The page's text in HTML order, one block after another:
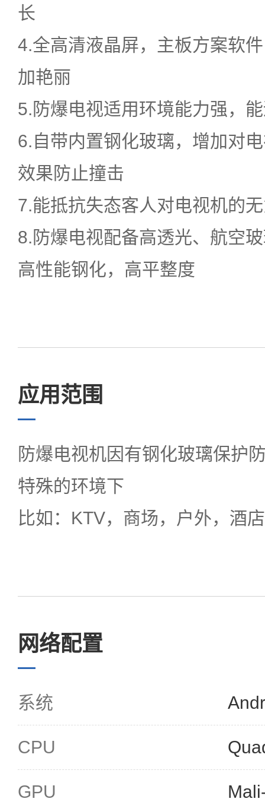
长
4.全高清液晶屏，主板方案软
加艳丽
5.防爆电视适用环境能力强，
6.自带内置钢化玻璃，增加对
效果防止撞击
7.能抵抗失态客人对电视机的
8.防爆电视配备高透光、航空
高性能钢化，高平整度
应用范围
防爆电视机因有钢化玻璃保护
特殊的环境下
比如：KTV，商场，户外，酒
网络配置
系统
CPU
GPU